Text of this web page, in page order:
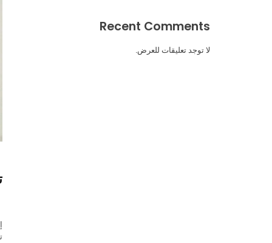
Recent Comments
لا توجد تعليقات للعرض.